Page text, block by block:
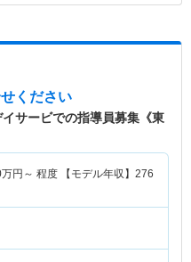
ください
サービでの指導員募集《東
万円～ 程度 【モデル年収】 276